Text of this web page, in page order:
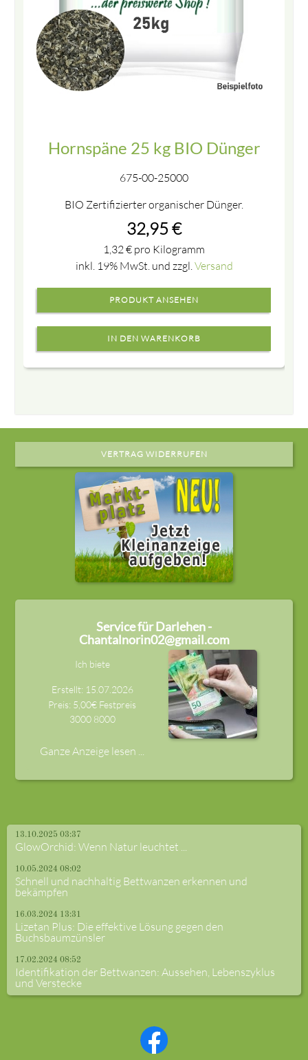
Hornspäne 25 kg BIO Dünger
675-00-25000
BIO Zertifizierter organischer Dünger.
32,95 €
1,32€ pro Kilogramm
inkl. 19% MwSt. und zzgl.Versand
PRODUKT ANSEHEN
VERTRAG WIDERRUFEN
Service für Darlehen -
Chantalnorin02@gmail.com
Ich biete
Erstellt: 15.07.2026
Preis: 5,00€ Festpreis
3000 8000
Ganze Anzeige lesen ...
13.10.2025 03:37
GlowOrchid: Wenn Natur leuchtet ...
10.05.2024 08:02
Schnell und nachhaltig Bettwanzen erkennen und
bekämpfen
16.03.2024 13:31
Lizetan Plus: Die effektive Lösung gegen den
Buchsbaumzünsler
17.02.2024 08:52
Identifikation der Bettwanzen: Aussehen, Lebenszyklus
und Verstecke